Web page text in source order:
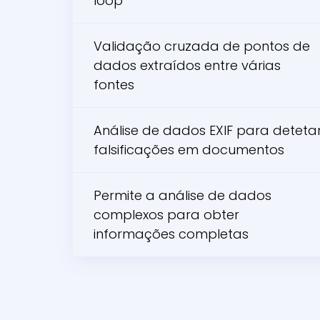
Validação cruzada de pontos de
dados extraídos entre várias
fontes
Análise de dados EXIF para
falsificações em documentos
Permite a análise de dados
complexos para obter
informações completas